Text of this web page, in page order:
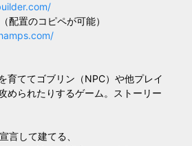
配置のコピペが可能）
育ててゴブリン（NPC）や他プレイ
められたりするゲーム。ストーリー
言して建てる、